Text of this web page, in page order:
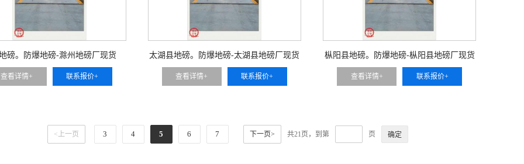
磅。防爆地磅-滁州地磅厂现货
查看详情+ 联系报价+
太湖县地磅。防爆地磅-太湖县地磅厂现货
查看详情+ 联系报价+
枞阳县地磅。防爆地磅-枞阳县地磅厂现货
查看详情+ 联系报价+
<上一页 3 4 5 6 7 下一页> 共21页，到第 页